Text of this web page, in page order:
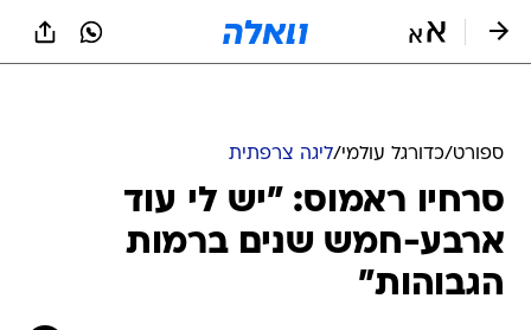
ספורט/כדורגל עולמי/ליגה צרפתית
סרחיו ראמוס: "יש לי עוד
ארבע-חמש שנים ברמות
הגבוהות"